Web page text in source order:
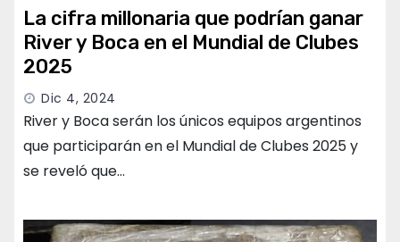
La cifra millonaria que podrían ganar
River y Boca en el Mundial de Clubes
2025
Dic 4, 2024
River y Boca serán los únicos equipos argentinos
que participarán en el Mundial de Clubes 2025 y
se reveló que…